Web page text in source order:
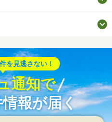
を見逃さない！
通知で
報が届く